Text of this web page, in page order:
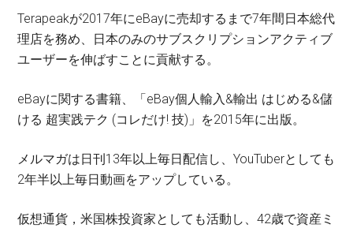
Terapeakが2017年にeBayに売却するまで7年間日本総代
理店を務め、日本のみのサブスクリプションアクティブ
ユーザーを伸ばすことに貢献する。
eBayに関する書籍、「eBay個人輸入&輸出 はじめる&儲
ける 超実践テク (コレだけ! 技)」を2015年に出版。
メルマガは日刊13年以上毎日配信し、YouTuberとしても
2年半以上毎日動画をアップしている。
仮想通貨，米国株投資家としても活動し、42歳で資産ミ